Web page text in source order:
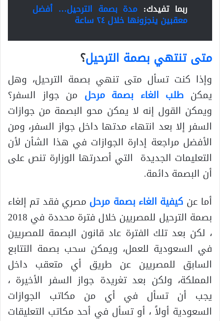
ربما تفيدك: مدة بصمة الترحيل… أفضل
معقبين ينجزونها خلال ٢٤ ساعة
متى تنتهي بصمة الترحيل؟
وإذا كنت تسأل متى تنهي بصمة الترحيل، وهل
يمكن طلب الغاء بصمة مرحل من جواز السفر؟
ويمكن القول إنه لا يمكن محو البصمة من جوازات
السفر إلا بعد انتهاء مدتها داخل جواز السفر، ومن
الأفضل مراجعة إدارة الجوازات في هذا الشأن لأن
التعليمات الجديدة التي أصدرتها الوزارة تنص على
أن البصمة دائمة.
أما عن كيفية الغاء بصمة مرحل مصري فقد تم إلغاء
بصمة الترحيل للمصريين خلال فترة محددة في 2018
، لكن بعد تلك الفترة عاد قانون البصمة للمصريين
في السعودية للعمل، ويمكن سحب بصمة التتابع
السابق للمصريين عن طريق أي متعقب داخل
المملكة، ولكن بعد تغريدة جواز السفر الأخيرة ،
يجب أن تسأل في أي من مكاتب الجوازات
السعودية أولاً ، أو تسأل في أحد مكاتب التعليقات